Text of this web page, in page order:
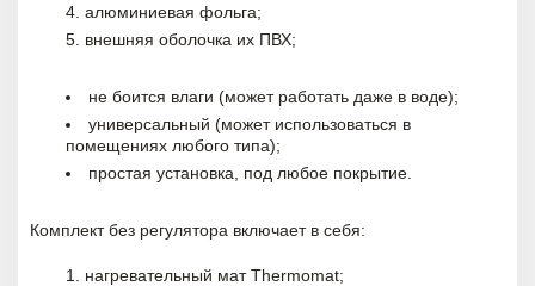
алюминиевая фольга;
внешняя оболочка их ПВХ;
не боится влаги (может работать даже в воде);
универсальный (может использоваться в
помещениях любого типа);
простая установка, под любое покрытие.
Комплект без регулятора включает в себя:
нагревательный мат Thermomat;